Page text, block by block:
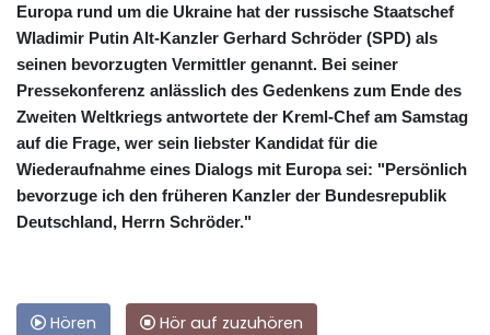
Europa rund um die Ukraine hat der russische Staatschef
Wladimir Putin Alt-Kanzler Gerhard Schröder (SPD) als
seinen bevorzugten Vermittler genannt. Bei seiner
Pressekonferenz anlässlich des Gedenkens zum Ende des
Zweiten Weltkriegs antwortete der Kreml-Chef am Samstag
auf die Frage, wer sein liebster Kandidat für die
Wiederaufnahme eines Dialogs mit Europa sei: "Persönlich
bevorzuge ich den früheren Kanzler der Bundesrepublik
Deutschland, Herrn Schröder."
Hören Hör auf zuzuhören